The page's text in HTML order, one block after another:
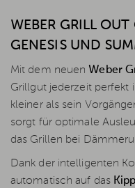
WEBER GRILL
GENESIS UND
Mit dem neuen Weber
Grillgut jederzeit perfekt
kleiner als sein
sorgt für optimale
das Grillen bei
Dank der intelligenten
automatisch auf das